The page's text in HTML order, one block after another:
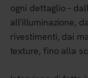
ogni dettaglio –
all’illuminazione,
rivestimenti, dai
texture, fino alla